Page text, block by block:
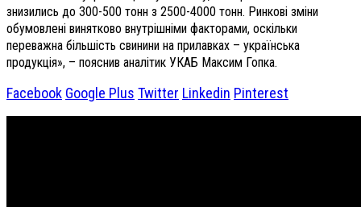
знизились до 300-500 тонн з 2500-4000 тонн. Ринкові зміни
обумовлені винятково внутрішніми факторами, оскільки
переважна більшість свинини на прилавках – українська
продукція», – пояснив аналітик УКАБ Максим Гопка.
Facebook Google Plus Twitter Linkedin Pinterest